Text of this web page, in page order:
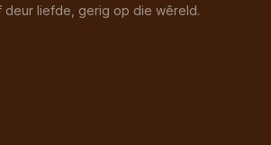
deur liefde, gerig op die wêreld.